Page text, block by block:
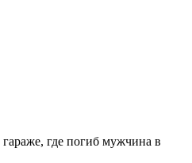
где погиб мужчина в